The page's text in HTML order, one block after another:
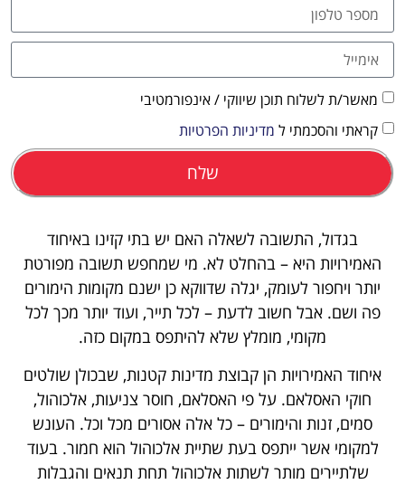
מאשר/ת לשלוח תוכן שיווקי / אינפורמטיבי
קראתי והסכמתי ל מדיניות הפרטיות
שלח
בגדול, התשובה לשאלה האם יש בתי קזינו באיחוד
האמירויות היא – בהחלט לא. מי שמחפש תשובה מפורטת
יותר ויחפור לעומק, יגלה שדווקא כן ישנם מקומות הימורים
פה ושם. אבל חשוב לדעת – לכל תייר, ועוד יותר מכך לכל
מקומי, מומלץ שלא להיתפס במקום כזה.
איחוד האמירויות הן קבוצת מדינות קטנות, שבכולן שולטים
חוקי האסלאם. על פי האסלאם, חוסר צניעות, אלכוהול,
סמים, זנות והימורים – כל אלה אסורים מכל וכל. העונש
למקומי אשר ייתפס בעת שתיית אלכוהול הוא חמור. בעוד
שלתיירים מותר לשתות אלכוהול תחת תנאים והגבלות